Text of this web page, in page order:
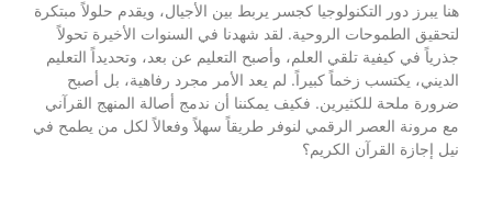
هنا يبرز دور التكنولوجيا كجسر يربط بين الأجيال، ويقدم حلولاً مبتكرة
لتحقيق الطموحات الروحية. لقد شهدنا في السنوات الأخيرة تحولاً
جذرياً في كيفية تلقي العلم، وأصبح التعليم عن بعد، وتحديداً التعليم
الديني، يكتسب زخماً كبيراً. لم يعد الأمر مجرد رفاهية، بل أصبح
ضرورة ملحة للكثيرين. فكيف يمكننا أن ندمج أصالة المنهج القرآني
مع مرونة العصر الرقمي لنوفر طريقاً سهلاً وفعالاً لكل من يطمح في
نيل إجازة القرآن الكريم؟